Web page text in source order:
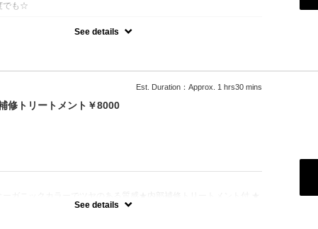
でも☆
ている方は必ず縮毛矯正ボタンをご選択ください。
See details
Est. Duration：Approx. 1 hrs30 mins
修トリートメント￥8000
白髪染め＋500円）★ロング料金無料★シャンプー・ブロー込
See details